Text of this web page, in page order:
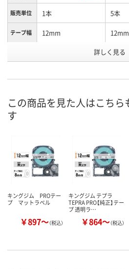
販売単位 1本 5本
テープ幅 12mm 12mm
カー
号
数量 数量
詳しく見る
この商品を見た人はこちら
す
キングジム PROテー
プ マットラベル
￥897～（税込）
キングジム テプラ
TEPRA PRO【純正】テー
プ 透明ラ…
￥864～（税込）